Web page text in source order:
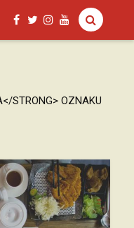
STRONG> OZNAKU